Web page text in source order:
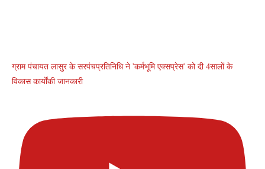
ग्राम पंचायत लासुर के सरपंचप्रतिनिधि ने 'कर्मभूमि एक्सप्रेस' को दी 4सालों के
विकास कार्योंकी जानकारी